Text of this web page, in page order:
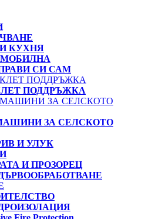
КУХНЯ
СИ САМ
ПОДДРЪЖКА
ЗА СЕЛСКОТО
И УЛУК
И ПРОЗОРЕЦ